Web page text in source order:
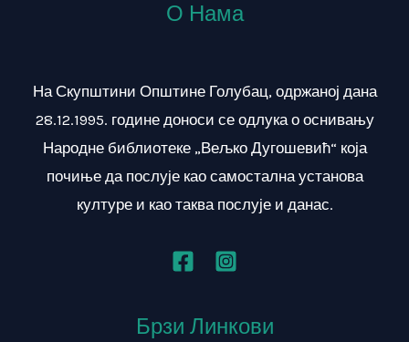
О Нама
На Скупштини Општине Голубац, одржаној дана
28.12.1995. године доноси се одлука о оснивању
Народне библиотеке „Вељко Дугошевић“ која
почиње да послује као самостална установа
културе и као таква послује и данас.
Брзи Линкови